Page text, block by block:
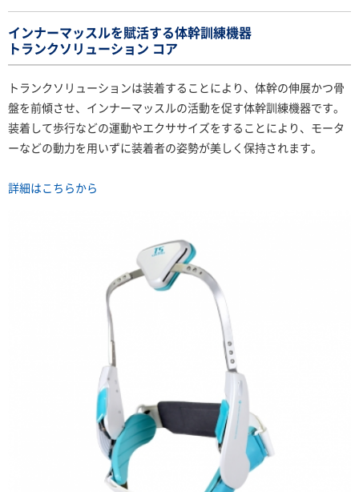
インナーマッスルを賦活する体幹訓練機器
トランクソリューション コア
トランクソリューションは装着することにより、体幹の伸展かつ骨
盤を前傾させ、インナーマッスルの活動を促す体幹訓練機器です。
装着して歩行などの運動やエクササイズをすることにより、モータ
ーなどの動力を用いずに装着者の姿勢が美しく保持されます。
詳細はこちらから